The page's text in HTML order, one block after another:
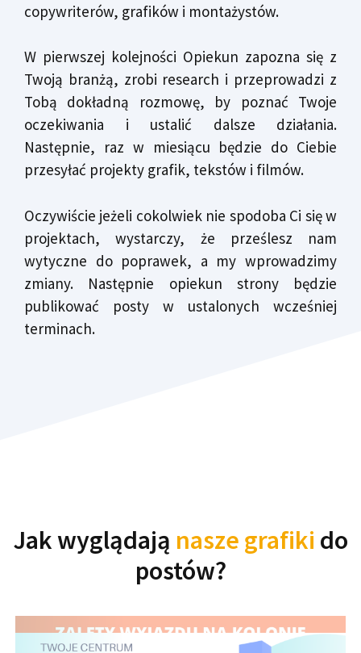
copywriterów, grafików i montażystów.
W pierwszej kolejności Opiekun zapozna się z
Twoją branżą, zrobi research i przeprowadzi z
Tobą dokładną rozmowę, by poznać Twoje
oczekiwania i ustalić dalsze działania.
Następnie, raz w miesiącu będzie do Ciebie
przesyłać projekty grafik, tekstów i filmów.
Oczywiście jeżeli cokolwiek nie spodoba Ci się w
projektach, wystarczy, że prześlesz nam
wytyczne do poprawek, a my wprowadzimy
zmiany. Następnie opiekun strony będzie
publikować posty w ustalonych wcześniej
terminach.
Jak wyglądają nasze grafiki do
postów?